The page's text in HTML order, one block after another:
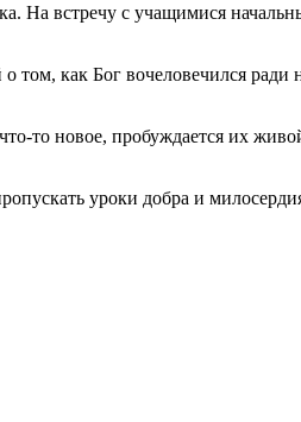
На встречу с учащимися
том, как Бог вочеловечился
то новое, пробуждается их
уроки добра и